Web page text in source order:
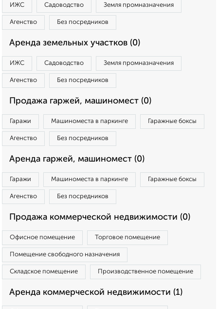
ИЖС Садоводство Земля промназначения
Агенство Без посредников
Аренда земельных участков (0)
ИЖС Садоводство Земля промназначения
Агенство Без посредников
Продажа гаржей, машиномест (0)
Гаражи Машиноместа в паркинге Гаражные боксы
Агенство Без посредников
Аренда гаржей, машиномест (0)
Гаражи Машиноместа в паркинге Гаражные боксы
Агенство Без посредников
Продажа коммерческой недвижимости (0)
Офисное помещение Торговое помещение
Помещение свободного назначения
Складское помещение Производственное помещение
Аренда коммерческой недвижимости (1)